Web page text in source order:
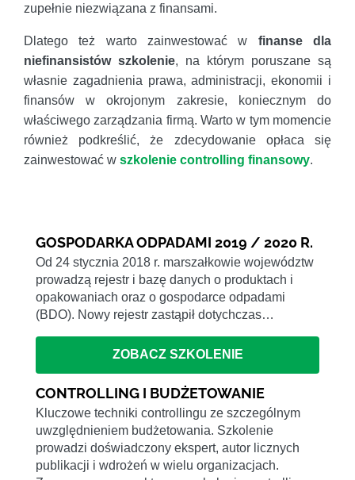
zupełnie niezwiązana z finansami.
Dlatego też warto zainwestować w finanse dla
niefinansistów szkolenie, na którym poruszane są
własnie zagadnienia prawa, administracji, ekonomii i
finansów w okrojonym zakresie, koniecznym do
właściwego zarządzania firmą. Warto w tym momencie
również podkreślić, że zdecydowanie opłaca się
zainwestować w szkolenie controlling finansowy.
GOSPODARKA ODPADAMI 2019 / 2020 R.
Od 24 stycznia 2018 r. marszałkowie województw
prowadzą rejestr i bazę danych o produktach i
opakowaniach oraz o gospodarce odpadami
(BDO). Nowy rejestr zastąpił dotychczas…
ZOBACZ SZKOLENIE
CONTROLLING I BUDŻETOWANIE
Kluczowe techniki controllingu ze szczególnym
uwzględnieniem budżetowania. Szkolenie
prowadzi doświadczony ekspert, autor licznych
publikacji i wdrożeń w wielu organizacjach.